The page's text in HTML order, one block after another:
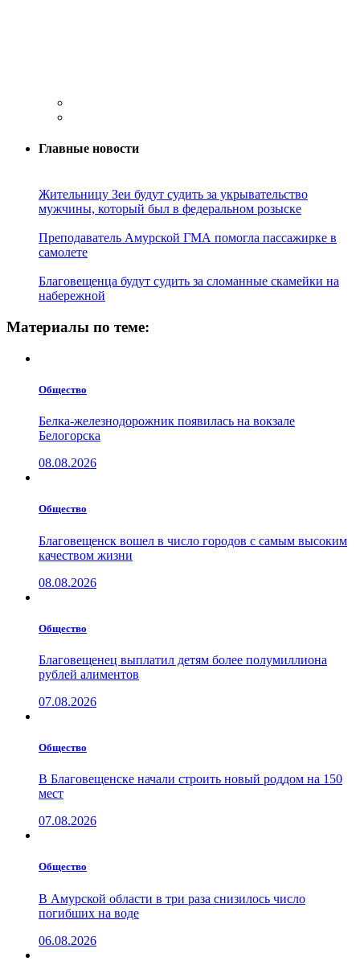
Главные новости
Жительницу Зеи будут судить за укрывательство
мужчины, который был в федеральном розыске
Преподаватель Амурской ГМА помогла пассажирке в
самолете
Благовещенца будут судить за сломанные скамейки на
набережной
Материалы по теме:
Общество
Белка-железнодорожник появилась на вокзале
Белогорска
08.08.2026
Общество
Благовещенск вошел в число городов с самым высоким
качеством жизни
08.08.2026
Общество
Благовещенец выплатил детям более полумиллиона
рублей алиментов
07.08.2026
Общество
В Благовещенске начали строить новый роддом на 150
мест
07.08.2026
Общество
В Амурской области в три раза снизилось число
погибших на воде
06.08.2026